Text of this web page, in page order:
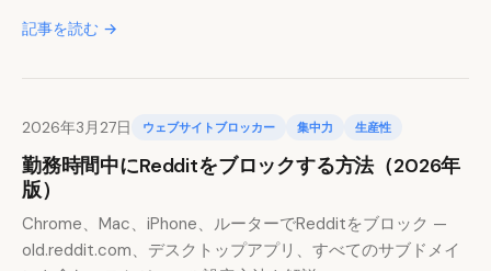
記事を読む →
2026年3月27日 ウェブサイトブロッカー 集中力 生産性
勤務時間中にRedditをブロックする方法（2026年
版）
Chrome、Mac、iPhone、ルーターでRedditをブロック —
old.reddit.com、デスクトップアプリ、すべてのサブドメイ